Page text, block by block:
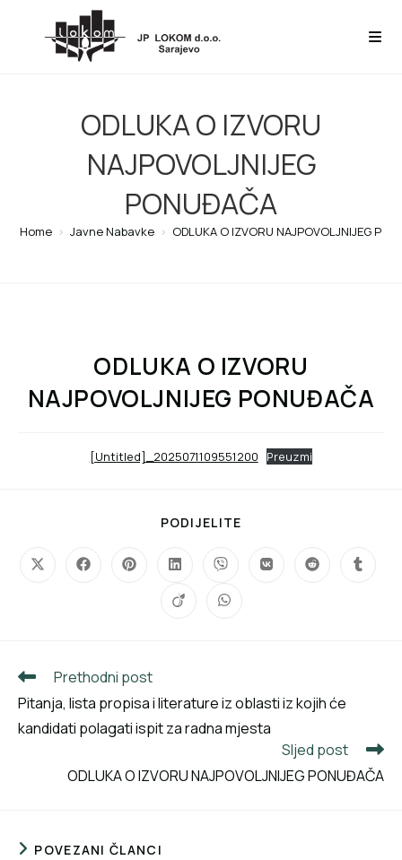
ODLUKA O IZVORU
NAJPOVOLJNIJEG
PONUĐAČA
Home > Javne Nabavke > ODLUKA O IZVORU NAJPOVOLJNIJEG
ODLUKA O IZVORU
NAJPOVOLJNIJEG PONUĐAČA
[Untitled]_2025071109551200 Preuzmi
PODIJELITE
Prethodni post
Pitanja, lista propisa i literature iz oblasti iz kojih će
kandidati polagati ispit za radna mjesta
Sljed post
ODLUKA O IZVORU NAJPOVOLJNIJEG PONUĐAČA
POVEZANI ČLANCI